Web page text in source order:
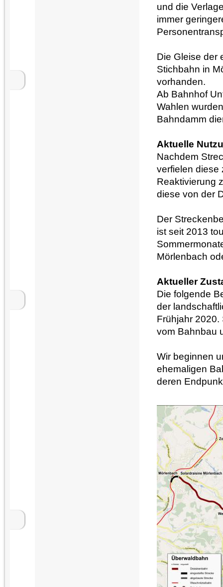
und die
immer
Die Gleise der
Stichbahn in
vorhanden.
Ab Bahnhof
Wahlen
Bahndamm
Aktuelle
Nachdem
verfielen diese
Reaktivierung
diese von der
Der
ist seit 2013
Mörlenbach
Aktueller
Die folgende
der
Frühjahr
vom Bahnbau
Wir beginnen
ehemaligen
deren